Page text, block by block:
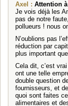
Axel : Attention
Je vois déjà les
pas de notre
pollueurs ! nous
N’oublions pas
réduction par
plus important
Cela dit, c’est
ont une telle
double question
fournisseurs, et
quoi sont faites
alimentaires et